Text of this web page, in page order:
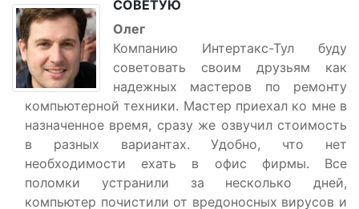
СОВЕТУЮ
Олег
Компанию Интертакс-Тул буду
советовать своим друзьям как
надежных мастеров по ремонту
компьютерной техники. Мастер приехал ко мне в
назначенное время, сразу же озвучил стоимость
в разных вариантах. Удобно, что нет
необходимости ехать в офис фирмы. Все
поломки устранили за несколько дней,
компьютер почистили от вредоносных вирусов и